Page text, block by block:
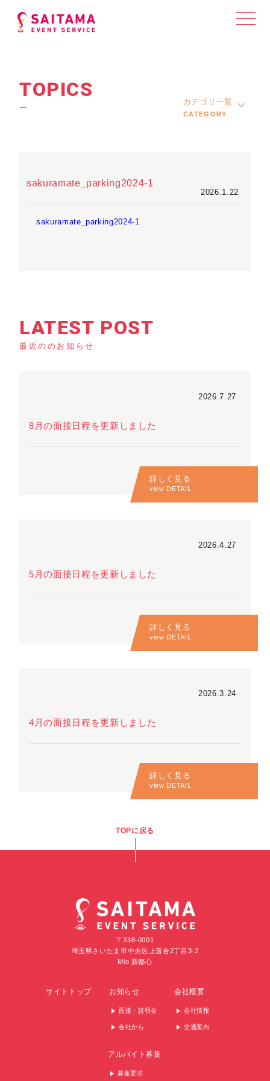
TOPICS
ー
カテゴリ一覧
CATEGORY
sakuramate_parking2024-1
2026.1.22
sakuramate_parking2024-1
LATEST POST
最近ののお知らせ
8月の面接日程を更新しました
2026.7.27
詳しく見る
view DETAIL
5月の面接日程を更新しました
2026.4.27
詳しく見る
view DETAIL
4月の面接日程を更新しました
2026.3.24
詳しく見る
view DETAIL
TOPに戻る
〒338-0001
埼玉県さいたま市中央区上落合2丁目3-2
Mio 新都心
サイトトップ お知らせ
面接・説明会
会社から
会社概要
会社情報
交通案内
アルバイト募集
募集要項